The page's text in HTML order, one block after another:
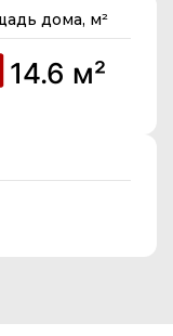
дома, м²
14.6 м²